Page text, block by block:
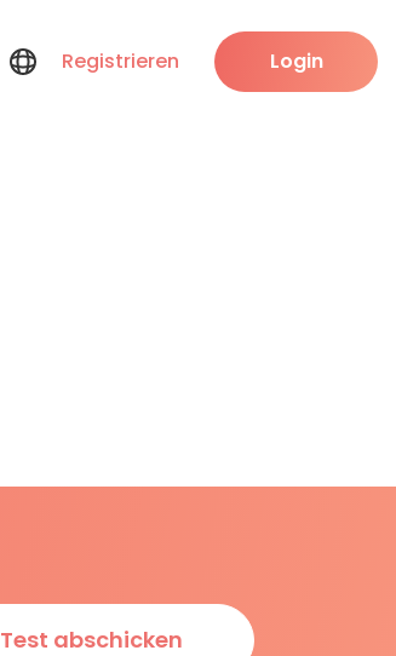
Registrieren Login
Test abschicken